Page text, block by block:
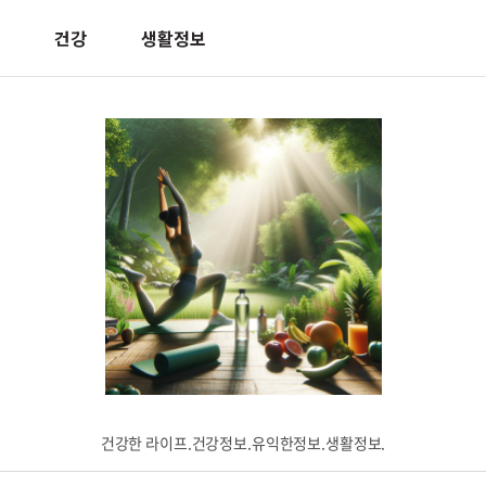
건강 생활정보
건강한 라이프.건강정보.유익한정보.생활정보.